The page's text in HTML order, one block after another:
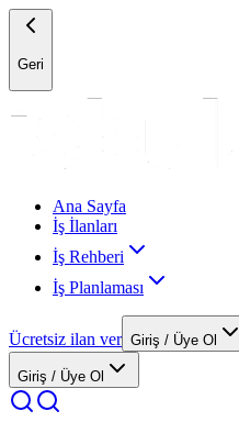
Geri
Ana Sayfa
İş İlanları
İş Rehberi
İş Planlaması
Ücretsiz ilan ver Giriş / Üye Ol
Giriş / Üye Ol